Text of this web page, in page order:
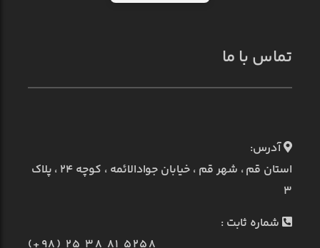
تماس با ما
آدرس:
استان قم ، شهر قم ، خیابان جوادالائمه ، کوچه ۲۴ ، پلاک
۳
شماره ثابت :